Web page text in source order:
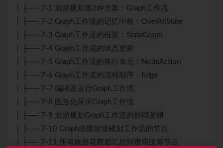
│ ├── 7-1 旅游规划第2种方案：Graph工作流
│ ├── 7-2 Graph工作流的记忆中枢：OverAllState
│ ├── 7-3 Graph工作流的框架：StateGraph
│ ├── 7-4 Graph工作流的状态更新
│ ├── 7-5 Graph工作流的执行单元：NodeAction
│ ├── 7-6 Graph工作流的流程顺序：Edge
│ ├── 7-7 编译及运行Graph工作流
│ ├── 7-8 图形化展示Graph工作流
│ ├── 7-9 旅游规划Graph工作流的协同逻辑
│ ├── 7-10 Graph搭建旅游规划工作流的节点
│ ├── 7-11 所有旅游花费都汇总到费用统筹节点